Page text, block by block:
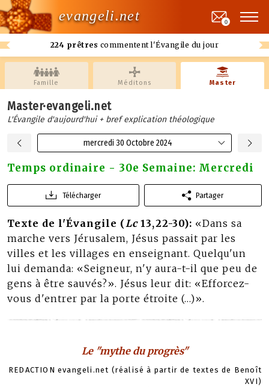
evangeli.net
224 prêtres commentent l'Évangile du jour
0
Famille Méditons Master
Master·evangeli.net
L'Évangile d'aujourd'hui + bref explication théologique
mercredi 30 Octobre 2024
Temps ordinaire - 30e Semaine: Mercredi
Télécharger Partager
Texte de l'Évangile (Lc13,22-30): «Dans sa
marche vers Jérusalem, Jésus passait par les
villes et les villages en enseignant. Quelqu'un
lui demanda: «Seigneur, n'y aura-t-il que peu de
gens à être sauvés?». Jésus leur dit: «Efforcez-
vous d'entrer par la porte étroite (…)».
Le "mythe du progrès"
REDACTION evangeli.net (réalisé à partir de textes de Benoît
XVI)